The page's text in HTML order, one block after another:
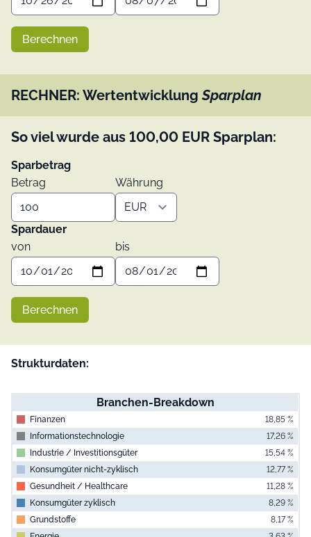
Berechnen
RECHNER: WertentwicklungSparplan
So viel wurde aus 100,00 EUR Sparplan:
Sparbetrag
Betrag
Währung
Spardauer
von
bis
Berechnen
Strukturdaten:
Branchen-Breakdown
Finanzen
18,85 %
Informationstechnologie
17,26 %
Industrie / Investitionsgüter
15,54 %
Konsumgüter nicht-zyklisch
12,77 %
Gesundheit / Healthcare
11,28 %
Konsumgüter zyklisch
8,29 %
Grundstoffe
8,17 %